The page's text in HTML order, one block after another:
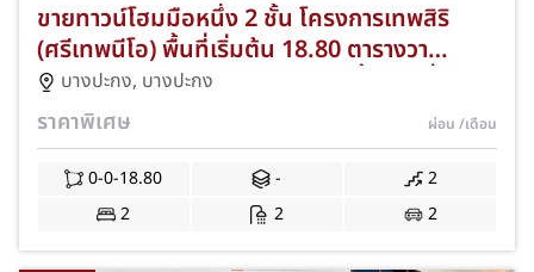
ขายทาวน์โฮมมือหนึ่ง 2 ชั้น โครงการเทพสิริ
(ศรีเทพนีโอ) พื้นที่เริ่มต้น 18.80 ตารางวา
ฟังก์ชันครบ 2-3 ห้องนอน 2 ห้องน้ำ 1-2 ที่จอด
รถ ทำเลศักยภาพบางปะกง จังหวัดฉะเชิงเทรา
บ้านใหม่คุณภาพดี ราคาพิเศษพร้อมโปรโมชั่นจัด
เต็ม NKA-VP51-069
บางปะกง, บางปะกง
ราคาพิเศษ ผ่อน /เดือน
0-0-18.80 -
2
2
2 2